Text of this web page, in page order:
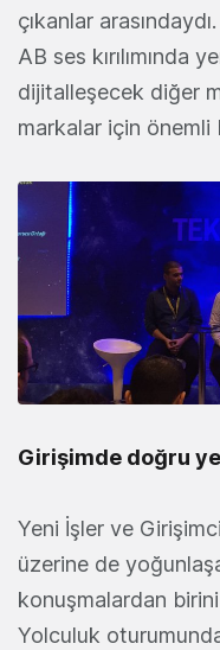
çıkanlar
AB ses kırılımında
dijitalleşecek diğer
markalar için
Girişimde doğru
Yeni İşler ve
üzerine de
konuşmalardan
Yolculuk